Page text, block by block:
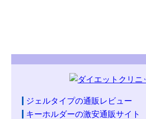
ジェルタイプの通販レビュー
キーホルダーの激安通販サイト